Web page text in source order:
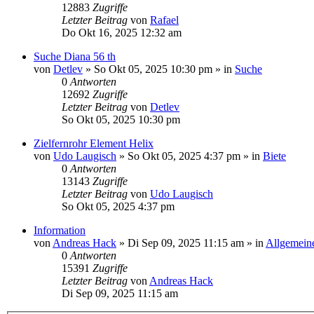
12883 Zugriffe
Letzter Beitrag von Rafael
Do Okt 16, 2025 12:32 am
Suche Diana 56 th
von Detlev » So Okt 05, 2025 10:30 pm » in Suche
0 Antworten
12692 Zugriffe
Letzter Beitrag von Detlev
So Okt 05, 2025 10:30 pm
Zielfernrohr Element Helix
von Udo Laugisch » So Okt 05, 2025 4:37 pm » in Biete
0 Antworten
13143 Zugriffe
Letzter Beitrag von Udo Laugisch
So Okt 05, 2025 4:37 pm
Information
von Andreas Hack » Di Sep 09, 2025 11:15 am » in
0 Antworten
15391 Zugriffe
Letzter Beitrag von Andreas Hack
Di Sep 09, 2025 11:15 am